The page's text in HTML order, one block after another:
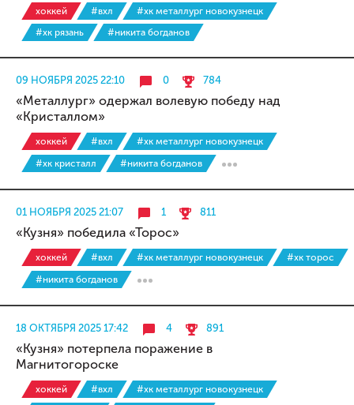
хоккей #вхл
#хк металлург новокузнецк
#хк рязань
#никита богданов
09 НОЯБРЯ 2025 22:10 0 784
«Металлург» одержал волевую победу над
«Кристаллом»
хоккей #вхл
#хк металлург новокузнецк
#хк кристалл
#никита богданов
01 НОЯБРЯ 2025 21:07 1 811
«Кузня» победила «Торос»
хоккей #вхл #хк металлург новокузнецк
#хк торос
#никита богданов
18 ОКТЯБРЯ 2025 17:42 4 891
«Кузня» потерпела поражение в
Магнитогороске
хоккей #вхл
#хк металлург новокузнецк